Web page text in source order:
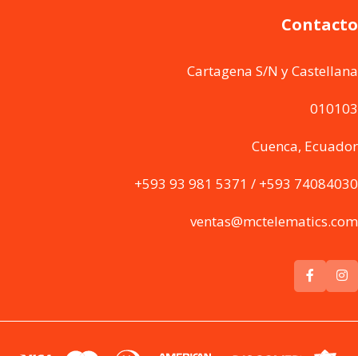
Contacto
Cartagena S/N y Castellana
010103
Cuenca, Ecuador
+593 93 981 5371 / +593 74084030
ventas@mctelematics.com